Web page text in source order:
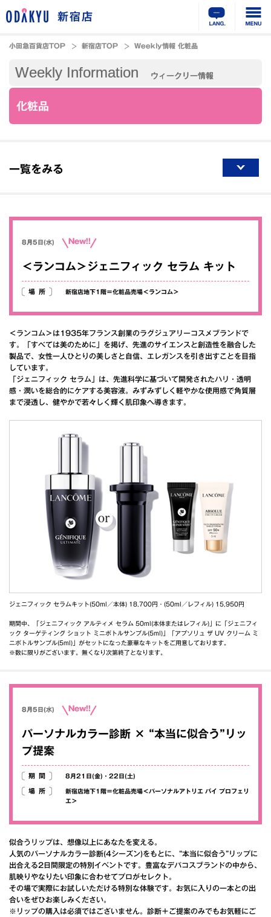
新宿店
小田急百貨店TOP 新宿店TOP Weekly情報 化粧品
Weekly Information ウィークリー情報
化粧品
一覧をみる
8月5日(水) New!!
＜ランコム＞ジェニフィック セラム キット
場所 新宿店地下1階＝化粧品売場＜ランコム＞
＜ランコム＞は1935年フランス創業のラグジュアリーコスメブランドで
す。「すべては美のために」を掲げ、先進のサイエンスと創造性を融合した
製品で、女性一人ひとりの美しさと自信、エレガンスを引き出すことを目指
しています。
「ジェニフィック セラム」は、先進科学に基づいて開発されたハリ・透明
感・潤いを総合的にケアする美容液。みずみずしく軽やかな使用感で角質層
まで浸透し、健やかで若々しく輝く肌印象へ導きます。
ジェニフィック セラムキット(50ml／本体) 18,700円・(50ml／レフィル) 15,950円
期間中、「ジェニフィック アルティメ セラム 50ml(本体またはレフィル)」に「ジェニフィ
ック ターゲティング ショット ミニボトルサンプル(5ml)」「アプソリュ ザ UV クリーム ミ
ニボトルサンプル(5ml)」がセットになった豪華なキットをご用意しております。
※数に限りがございます。無くなり次第終了となります。
8月5日(水) New!!
パーソナルカラー診断 × “本当に似合う”リッ
プ提案
期間 8月21日(金)・22日(土)
場所
新宿店地下1階＝化粧品売場＜パーソナルアトリエ バイ プロフェリ
エ＞
似合うリップは、想像以上にあなたを変える。
人気のパーソナルカラー診断(4シーズン)をもとに、“本当に似合う”リップに
出合える2日間限定の特別イベントです。豊富なデパコスブランドの中から、
肌映りやなりたい印象に合わせてプロがセレクト。
その場で実際にお試しいただける特別な体験です。お気に入りの一本との出
合いをぜひお楽しみください。
※リップの購入は必須ではございません。診断＋ご提案のみでもお気軽にご